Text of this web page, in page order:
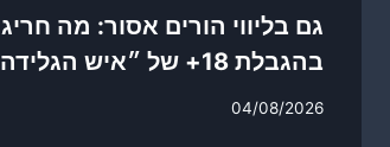
גם בליווי הורים אסור: מה חריג
בהגבלת 18+ של ״איש הגלידה״
04/08/2026